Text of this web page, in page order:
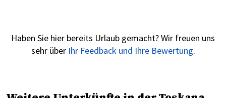
Haben Sie hier bereits Urlaub gemacht? Wir freuen uns
sehr über Ihr Feedback und Ihre Bewertung.